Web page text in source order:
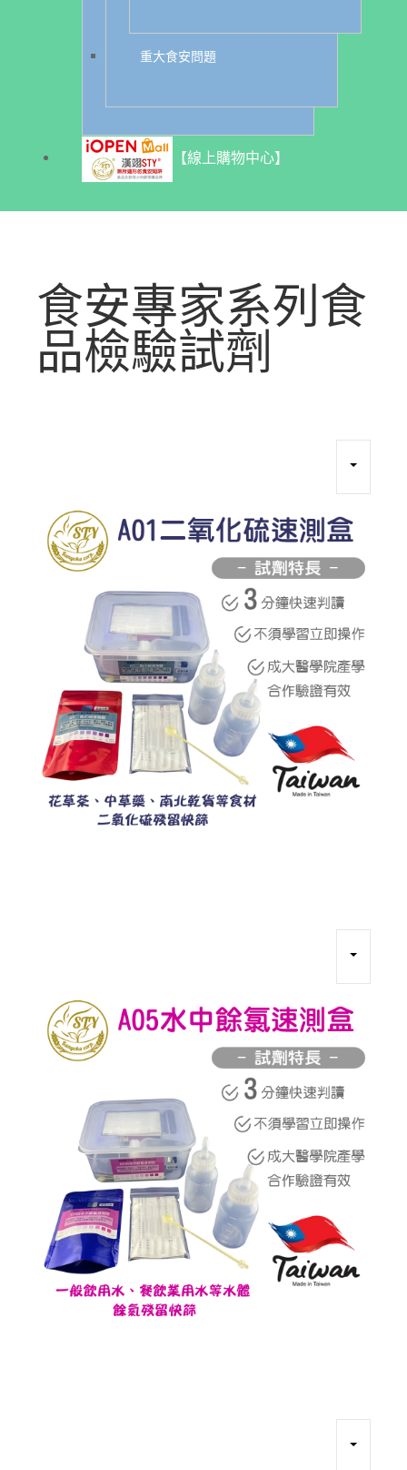
重大食安問題
【線上購物中心】
食安專家系列食
品檢驗試劑